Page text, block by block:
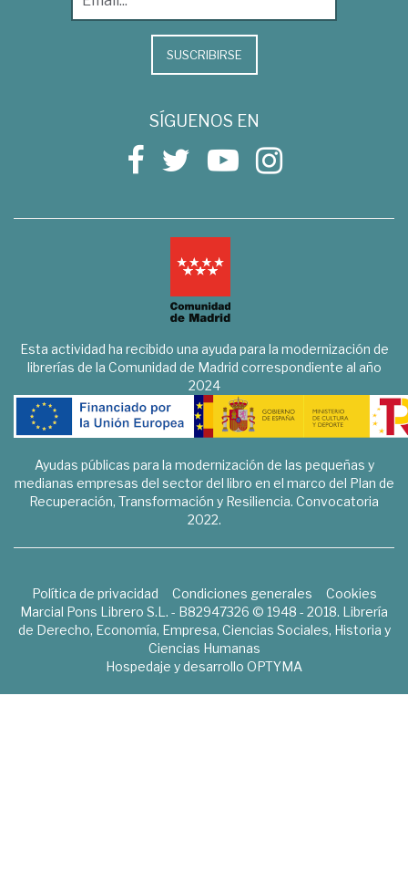
SUSCRIBIRSE
SÍGUENOS EN
Esta actividad ha recibido una ayuda para la modernización de
librerías de la Comunidad de Madrid correspondiente al año
2024
Ayudas públicas para la modernización de las pequeñas y
medianas empresas del sector del libro en el marco del Plan de
Recuperación, Transformación y Resiliencia. Convocatoria
2022.
Política de privacidad Condiciones generales
Cookies
Marcial Pons Librero S.L. - B82947326 © 1948 - 2018. Librería
de Derecho, Economía, Empresa, Ciencias Sociales, Historia y
Ciencias Humanas
Hospedaje y desarrollo OPTYMA